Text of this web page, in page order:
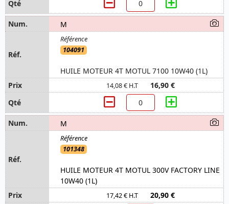
M
104091
HUILE MOTEUR 4T MOTUL 7100 10W40 (1L)
14,08 € H.T 16,90 €
M
101348
HUILE MOTEUR 4T MOTUL 300V FACTORY LINE
10W40 (1L)
17,42 € H.T 20,90 €